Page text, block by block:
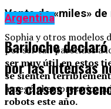
Venta de «miles»
Sophia y otros modelos
por ser tan parecidos a
ser muy útil en estos
se sienten
agregó el empresario,
robots este año.
Argentina
Bariloche
por las intensas
las clases